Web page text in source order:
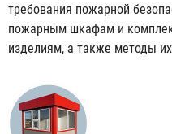
требования пожарной
пожарным шкафам и
изделиям, а также методы